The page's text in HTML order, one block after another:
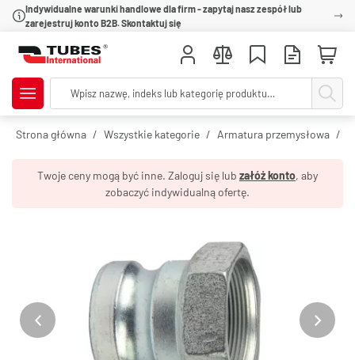
Indywidualne warunki handlowe dla firm - zapytaj nasz zespół lub
zarejestruj konto B2B. Skontaktuj się
Strona główna Wszystkie kategorie Armatura przemysłowa
Twoje ceny mogą być inne. Zaloguj się lub załóż konto, aby
zobaczyć indywidualną ofertę.